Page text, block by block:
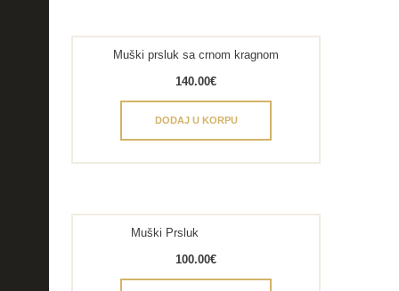
Muški prsluk sa crnom kragnom
140.00€
DODAJ U KORPU
Muški Prsluk
100.00€